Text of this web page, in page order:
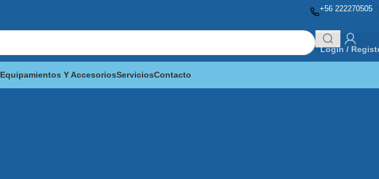
+56 222270505
Login /
Equipamientos Y AccesoriosServiciosContacto